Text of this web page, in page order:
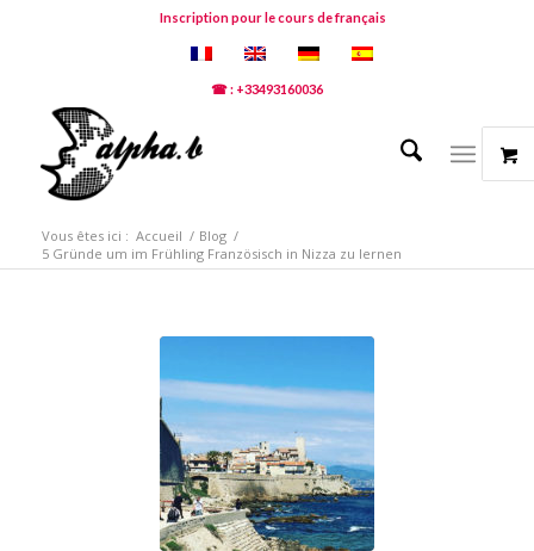
Inscription pour le cours de français
☎ : +33493160036
Vous êtes ici : Accueil / Blog /
5 Gründe um im Frühling Französisch in Nizza zu lernen